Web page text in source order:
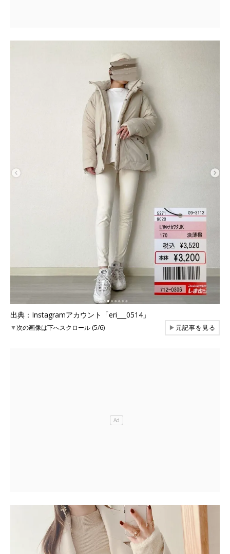
出典：Instagramアカウント「eri___0514」
▼次の画像は下へスクロール (5/6) ▶元記事を見る